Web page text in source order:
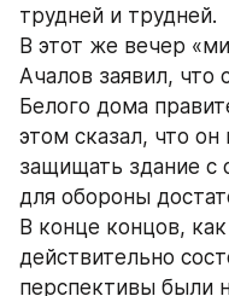
трудней и трудней.
В этот же вечер
Ачалов заявил, что
Белого дома
этом сказал, что он
защищать здание с
для обороны
В конце концов,
действительно
перспективы были